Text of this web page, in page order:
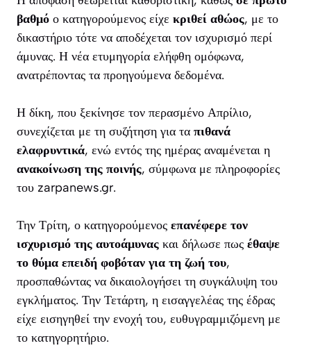
βαθμό ο κατηγορούμενος είχε κριθεί αθώος, με το
δικαστήριο τότε να αποδέχεται τον ισχυρισμό περί
άμυνας. Η νέα ετυμηγορία ελήφθη ομόφωνα,
ανατρέποντας τα προηγούμενα δεδομένα.
Η δίκη, που ξεκίνησε τον περασμένο Απρίλιο,
συνεχίζεται με τη συζήτηση για τα πιθανά
ελαφρυντικά, ενώ εντός της ημέρας αναμένεται η
ανακοίνωση της ποινής, σύμφωνα με πληροφορίες
του zarpanews.gr.
Την Τρίτη, ο κατηγορούμενος επανέφερε τον
ισχυρισμό της αυτοάμυνας και δήλωσε πως έθαψε
το θύμα επειδή φοβόταν για τη ζωή του,
προσπαθώντας να δικαιολογήσει τη συγκάλυψη του
εγκλήματος. Την Τετάρτη, η εισαγγελέας της έδρας
είχε εισηγηθεί την ενοχή του, ευθυγραμμιζόμενη με
το κατηγορητήριο.